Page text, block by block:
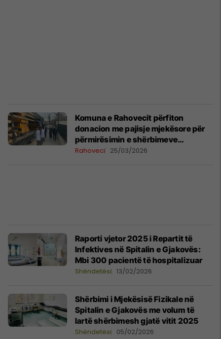
Komuna e Rahovecit përfiton
donacion me pajisje mjekësore për
përmirësimin e shërbimeve
shëndetësore
Rahoveci 25/03/2026
Raporti vjetor 2025 i Repartit të
Infektives në Spitalin e Gjakovës:
Mbi 300 pacientë të hospitalizuar
Shëndetësi 13/02/2026
Shërbimi i Mjekësisë Fizikale në
Spitalin e Gjakovës me volum të
lartë shërbimesh gjatë vitit 2025
Shëndetësi 05/02/2026